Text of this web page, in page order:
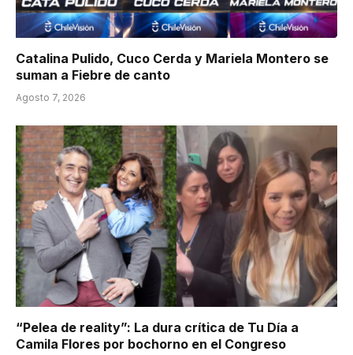
Catalina Pulido, Cuco Cerda y Mariela Montero se
suman a Fiebre de canto
Agosto 7, 2026
“Pelea de reality”: La dura crítica de Tu Día a
Camila Flores por bochorno en el Congreso